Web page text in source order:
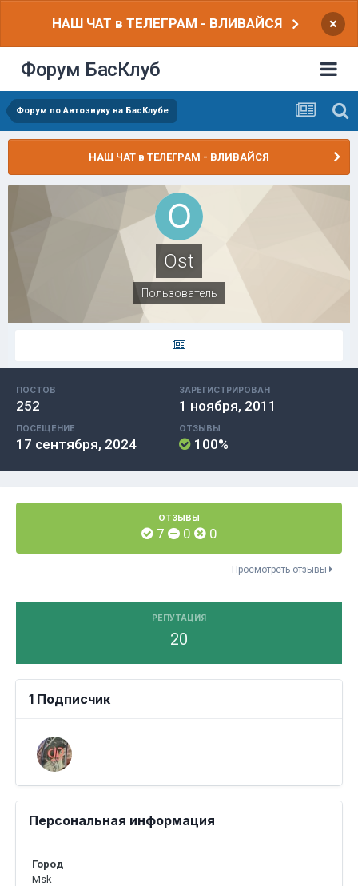
НАШ ЧАТ в ТЕЛЕГРАМ - ВЛИВАЙСЯ ×
Форум БасКлуб
Форум по Автозвуку на БасКлубе
НАШ ЧАТ в ТЕЛЕГРАМ - ВЛИВАЙСЯ
Ost
Пользователь
ПОСТОВ
252
ЗАРЕГИСТРИРОВАН
1 ноября, 2011
ПОСЕЩЕНИЕ
17 сентября, 2024
ОТЗЫВЫ
100%
ОТЗЫВЫ
7 0 0
Просмотреть отзывы
РЕПУТАЦИЯ
20
1 Подписчик
Персональная информация
Город
Msk